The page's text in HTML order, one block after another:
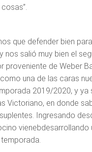
que defender bien
nos salió muy bien el
proveniente de Weber
una de las caras
2019/2020, y
Victoriano, en donde
Ingresando
vienebdesarrollando